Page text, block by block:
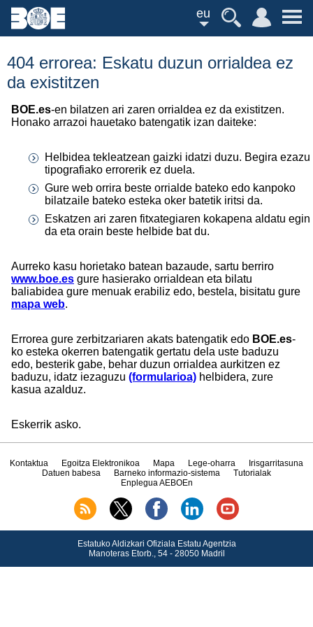
eu
404 errorea: Eskatu duzun orrialdea ez
da existitzen
BOE.es-en bilatzen ari zaren orrialdea ez da existitzen.
Honako arrazoi hauetako batengatik izan daiteke:
Helbidea tekleatzean gaizki idatzi duzu. Begira ezazu
tipografiako errorerik ez duela.
Gure web orrira beste orrialde bateko edo kanpoko
bilatzaile bateko esteka oker batetik iritsi da.
Eskatzen ari zaren fitxategiaren kokapena aldatu egin
da eta orain beste helbide bat du.
Aurreko kasu horietako batean bazaude, sartu berriro
www.boe.es gure hasierako orrialdean eta bilatu
baliabidea gure menuak erabiliz edo, bestela, bisitatu gure
mapa web.
Errorea gure zerbitzariaren akats batengatik edo BOE.es-
ko esteka okerren batengatik gertatu dela uste baduzu
edo, besterik gabe, behar duzun orrialdea aurkitzen ez
baduzu, idatz iezaguzu (formularioa) helbidera, zure
kasua azalduz.
Eskerrik asko.
Kontaktua Egoitza Elektronikoa Mapa Lege-oharra
Irisgarritasuna
Datuen babesa
Barneko informazio-sistema
Tutorialak
Enplegua AEBOEn
Estatuko Aldizkari Ofiziala Estatu Agentzia
Manoteras Etorb., 54 - 28050 Madril